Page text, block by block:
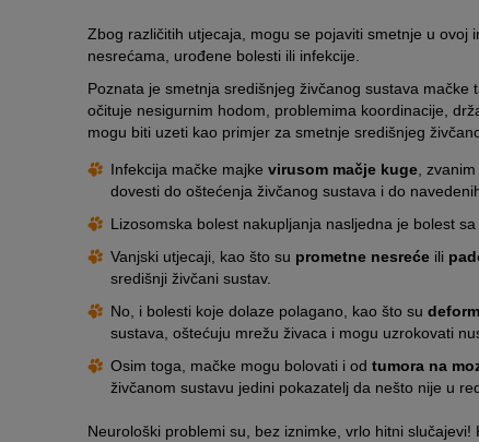
Zbog različitih utjecaja, mogu se pojaviti smetnje u
nesrećama, urođene bolesti ili infekcije.
Poznata je smetnja središnjeg živčanog sustava mačke
očituje nesigurnim hodom, problemima koordinacije,
mogu biti uzeti kao primjer za smetnje središnjeg
Infekcija mačke majke virusom mačje kuge,
dovesti do oštećenja živčanog sustava i do
Lizosomska bolest nakupljanja nasljedna je bolest
Vanjski utjecaji, kao što su prometne nesreće ili
središnji živčani sustav.
No, i bolesti koje dolaze polagano, kao što su
sustava, oštećuju mrežu živaca i mogu uzrokovati
Osim toga, mačke mogu bolovati i od tumora na
živčanom sustavu jedini pokazatelj da nešto nije u
Neurološki problemi su, bez iznimke, vrlo hitni